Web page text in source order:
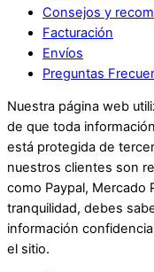
Consejos y
Facturación
Envíos
Preguntas
Nuestra página web
de que toda
está protegida de
nuestros clientes son
como Paypal, Mercado
tranquilidad, debes
información
el sitio.